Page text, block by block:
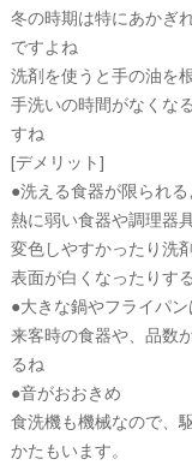
冬の時期は特にあかぎ
ですよね
洗剤を使うと手の油を
手洗いの時間がなくな
すね
[デメリット]
●洗える食器が限られ
熱に弱い食器や調理器
変色しやすかったり洗
表面が白くなったりす
●大きな鍋やフライパ
来客時の食器や、品数
るね
●音がおおきめ
食洗機も機械なので、
かたもいます。